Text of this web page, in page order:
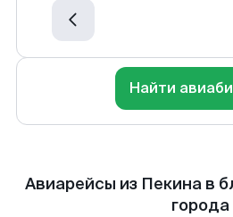
Найти
Авиарейсы из Пекина в
города